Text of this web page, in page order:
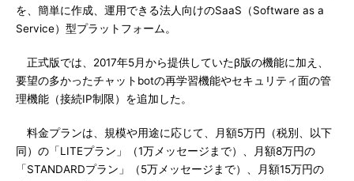
を、簡単に作成、運用できる法人向けのSaaS（Software as a
Service）型プラットフォーム。
正式版では、2017年5月から提供していたβ版の機能に加え、
要望の多かったチャットbotの再学習機能やセキュリティ面の管
理機能（接続IP制限）を追加した。
料金プランは、規模や用途に応じて、月額5万円（税別、以下
同）の「LITEプラン」（1万メッセージまで）、月額8万円の
「STANDARDプラン」（5万メッセージまで）、月額15万円の